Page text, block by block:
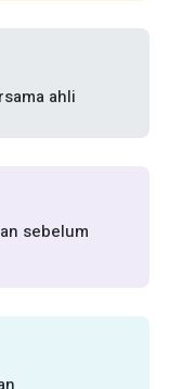
ahli
sebelum